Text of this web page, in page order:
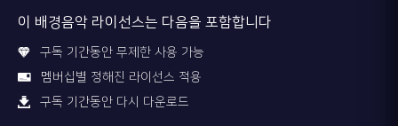
이 배경음악 라이선스는 다음을 포함합니다
구독 기간동안 무제한 사용 가능
멤버십별 정해진 라이선스 적용
구독 기간동안 다시 다운로드